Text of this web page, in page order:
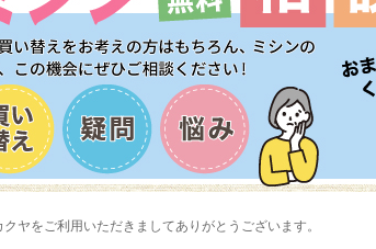
ヤをご利用いただきましてありがとうございます。